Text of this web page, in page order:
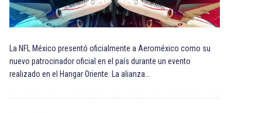
La NFL México presentó oficialmente a Aeroméxico como su
nuevo patrocinador oficial en el país durante un evento
realizado en el Hangar Oriente. La alianza…